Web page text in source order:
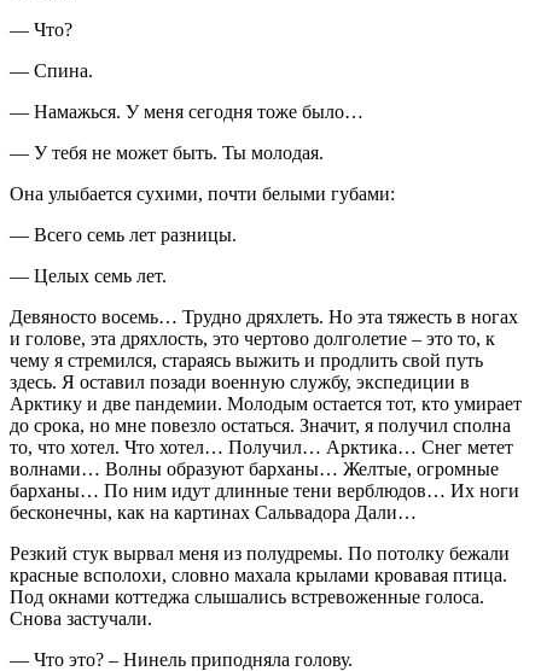
— Что?
— Спина.
— Намажься. У меня сегодня тоже было…
— У тебя не может быть. Ты молодая.
Она улыбается сухими, почти белыми губами:
— Всего семь лет разницы.
— Целых семь лет.
Девяносто восемь… Трудно дряхлеть. Но эта тяжесть в ногах
и голове, эта дряхлость, это чертово долголетие – это то, к
чему я стремился, стараясь выжить и продлить свой путь
здесь. Я оставил позади военную службу, экспедиции в
Арктику и две пандемии. Молодым остается тот, кто умирает
до срока, но мне повезло остаться. Значит, я получил сполна
то, что хотел. Что хотел… Получил… Арктика… Снег метет
волнами… Волны образуют барханы… Желтые, огромные
барханы… По ним идут длинные тени верблюдов… Их ноги
бесконечны, как на картинах Сальвадора Дали…
Резкий стук вырвал меня из полудремы. По потолку бежали
красные всполохи, словно махала крылами кровавая птица.
Под окнами коттеджа слышались встревоженные голоса.
Снова застучали.
— Что это? – Нинель приподняла голову.